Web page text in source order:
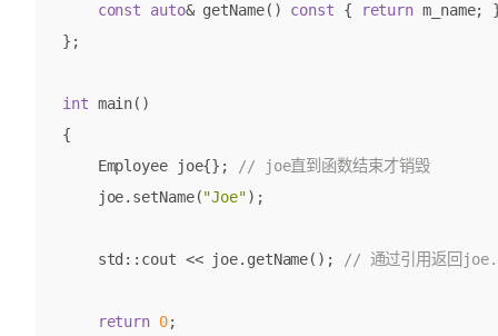
const
auto& getName() const { return m_name;
};
int main()
{
Employee
joe{};
// joe直到函数结束才销毁
joe. setName("Joe");
std :: cout << joe. getName();
return 0;